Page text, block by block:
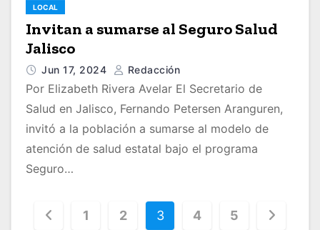
LOCAL
Invitan a sumarse al Seguro Salud
Jalisco
Jun 17, 2024 Redacción
Por Elizabeth Rivera Avelar El Secretario de
Salud en Jalisco, Fernando Petersen Aranguren,
invitó a la población a sumarse al modelo de
atención de salud estatal bajo el programa
Seguro…
1 2 3 4 5